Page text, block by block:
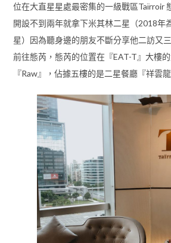
位在大直星星處最密集的一級戰區Taïrroir
開設不到兩年就拿下米其林二星（2018年
星）因為聽身邊的朋友不斷分享他二訪又
前往態芮，態芮的位置在『EAT-T』大樓
『Raw』，佔據五樓的是二星餐廳『祥雲龍